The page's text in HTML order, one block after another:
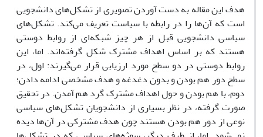
هدف این مقاله به دست آوردن تصویری از تشکل‌های دانشجویی
است که آن‌ها را در رابطه با سیاست تعریف می‌کند. تشکل‌های
سیاسی دانشجویی قبل از هر چیز شبکه‌ای از روابط دوستی
هستند که بر اساس اهداف مشترک شکل گرفته‌اند. اما، این
روابط دوستی در دو سطح مورد ارزیابی قرار می‌گیرند: اول، در
سطح دور هم بودن و بدون دغدغه و هدف مشخصی ادامه دادن؛
دوم، با هم بودن و حول اهداف مشترک گرد هم آمدن. در تحقیق
صورت گرفته، در نظر بسیاری از دانشجویان تشکل‌‌های سیاسی
نوعی از دور هم بودن هستند چون هدف مشترکی در آن‌ها دیده